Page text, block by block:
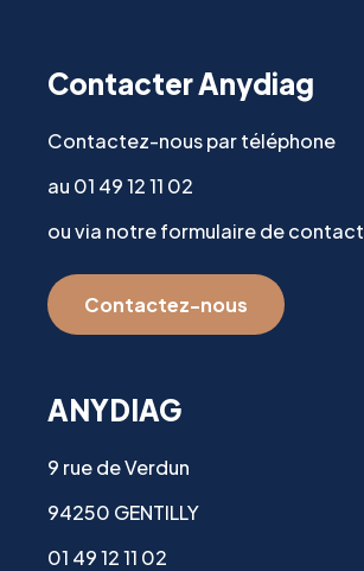
Contacter Anydiag
Contactez-nous par téléphone
au 01 49 12 11 02
ou via notre formulaire de contact
Contactez-nous
ANYDIAG
9 rue de Verdun
94250 GENTILLY
01 49 12 11 02